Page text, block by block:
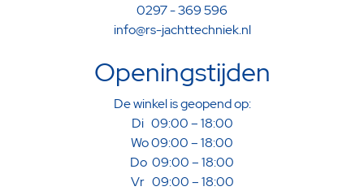
0297 - 369 596
info@rs-jachttechniek.nl
Openingstijden
De winkel is geopend op:
Di 09:00 – 18:00
Wo 09:00 – 18:00
Do 09:00 – 18:00
Vr 09:00 – 18:00